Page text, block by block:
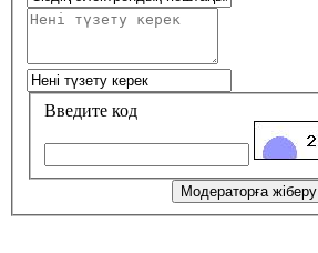
Введите код
Модераторға жіберу